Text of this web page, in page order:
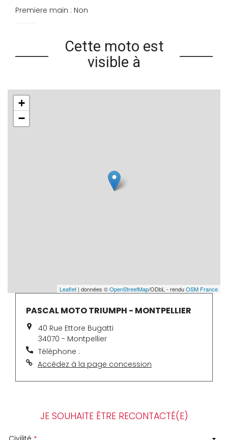
Premiere main : Non
Cette moto est
visible à
+
−
Leaflet | données ©OpenStreetMap/ODbL - renduOSM France
PASCAL MOTO TRIUMPH - MONTPELLIER
40 Rue Ettore Bugatti
34070 - Montpellier
Téléphone :
Accédez à la page concession
JE SOUHAITE ÊTRE RECONTACTÉ(E)